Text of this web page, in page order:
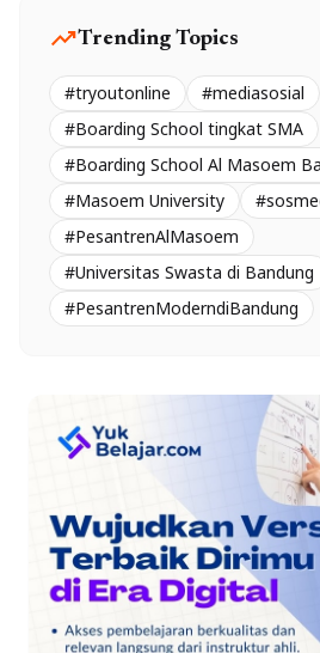
trending_upTrending Topics
#tryoutonline #mediasosial
#Boarding School tingkat SMA
#Boarding School Al Masoem
#Masoem University
#PesantrenAlMasoem
#Universitas Swasta di Bandung
#PesantrenModerndiBandung